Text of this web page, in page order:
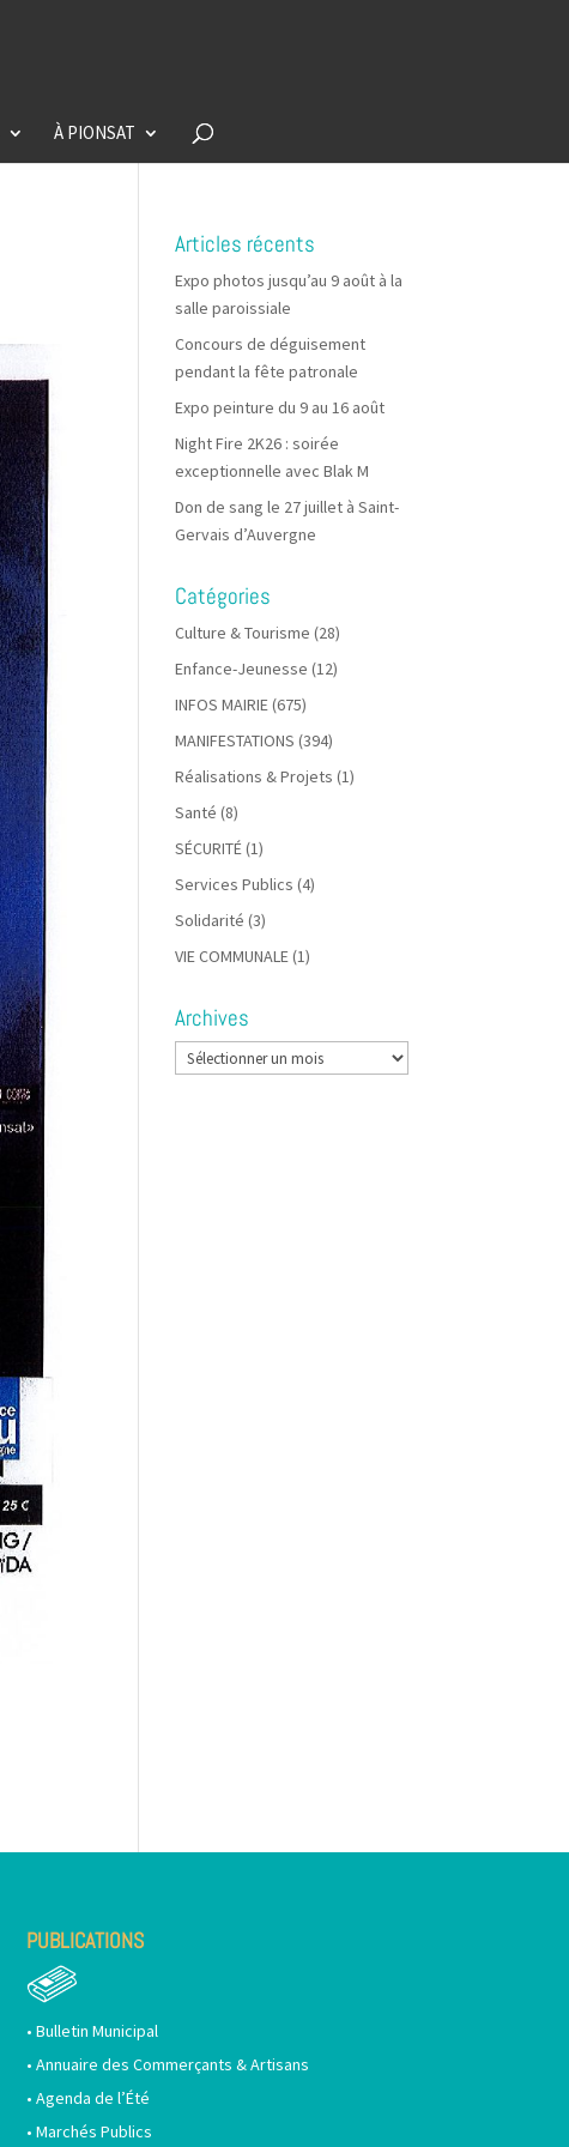
À PIONSAT
Articles récents
Expo photos jusqu’au 9 août à la
salle paroissiale
Concours de déguisement
pendant la fête patronale
Expo peinture du 9 au 16 août
Night Fire 2K26 : soirée
exceptionnelle avec Blak M
Don de sang le 27 juillet à Saint-
Gervais d’Auvergne
Catégories
Culture & Tourisme (28)
Enfance-Jeunesse (12)
INFOS MAIRIE(675)
MANIFESTATIONS (394)
Réalisations & Projets (1)
Santé (8)
SÉCURITÉ(1)
Services Publics (4)
Solidarité (3)
VIE COMMUNALE(1)
Archives
Archives
PUBLICATIONS
• Bulletin Municipal
• Annuaire des Commerçants & Artisans
• Agenda de l’Été
• Marchés Publics